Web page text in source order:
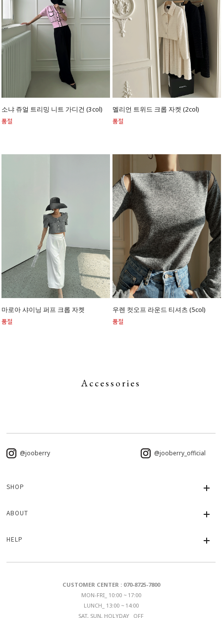
소냐 쥬얼 트리밍 니트 가디건 (3col)
품절
멜리언 트위드 크롭 자켓 (2col)
품절
마로아 샤이닝 퍼프 크롭 자켓
품절
우렌 컷오프 라운드 티셔츠 (5col)
품절
Accessories
@jooberry @jooberry_official
SHOP
ABOUT
HELP
CUSTOMER CENTER : 070-8725-7800
MON-FRI_ 10:00 ~ 17:00
LUNCH_ 13:00 ~ 14:00
SAT, SUN, HOLYDAY_ OFF